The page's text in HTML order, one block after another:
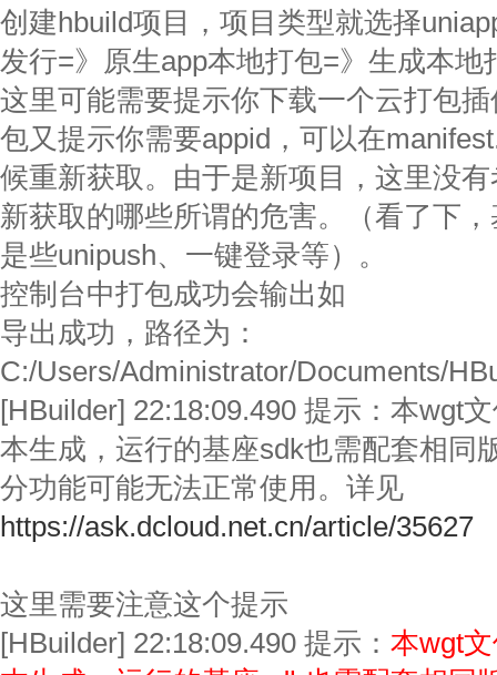
创建hbuild项目，项目类型就选择
发行=》原生app本地打包=》生成本地
这里可能需要提示你下载一个云打包
包又提示你需要appid，可以在
候重新获取。由于是新项目，这里没
新获取的哪些所谓的危害。（看了下
是些unipush、一键登录等）。
控制台中打包成功会输出如
导出成功，路径为：
C:/Users/Administrator/Documents/
[HBuilder] 22:18:09.490 提示：本wgt
本生成，运行的基座sdk也需配套相同
分功能可能无法正常使用。详见
https://ask.dcloud.net.cn/article/35627
这里需要注意这个提示
[HBuilder] 22:18:09.490 提示： 本wgt